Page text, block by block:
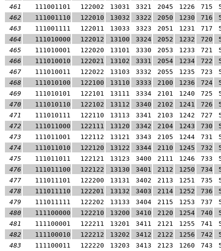
461
111001101 122002 13031 3321 2045 1226 715
462
111001110 122010 13032 3322 2050 1230 716
463
111001111 122011 13033 3323 2051 1231 717
464
111010000 122012 13100 3324 2052 1232 720
465
111010001 122020 13101 3330 2053 1233 721
466
111010010 122021 13102 3331 2054 1234 722
467
111010011 122022 13103 3332 2055 1235 723
468
111010100 122100 13110 3333 2100 1236 724
469
111010101 122101 13111 3334 2101 1240 725
470
111010110 122102 13112 3340 2102 1241 726
471
111010111 122110 13113 3341 2103 1242 727
472
111011000 122111 13120 3342 2104 1243 730
473
111011001 122112 13121 3343 2105 1244 731
474
111011010 122120 13122 3344 2110 1245 732
475
111011011 122121 13123 3400 2111 1246 733
476
111011100 122122 13130 3401 2112 1250 734
477
111011101 122200 13131 3402 2113 1251 735
478
111011110 122201 13132 3403 2114 1252 736
479
111011111 122202 13133 3404 2115 1253 737
480
111100000 122210 13200 3410 2120 1254 740
481
111100001 122211 13201 3411 2121 1255 741
482
111100010 122212 13202 3412 2122 1256 742
483
111100011 122220 13203 3413 2123 1260 743